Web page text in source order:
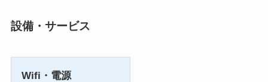
設備・サービス
Wifi・電源